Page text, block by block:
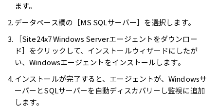
ます。
データベース欄の［MS SQLサーバー］を選択します。
［Site24x7 Windows Serverエージェントをダウンロー
ド］をクリックして、インストールウィザードにしたが
い、Windowsエージェントをインストールします。
インストールが完了すると、エージェントが、Windowsサ
ーバーとSQLサーバーを自動ディスカバリーし監視に追加
します。